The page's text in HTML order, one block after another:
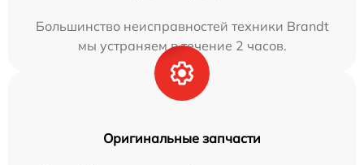
Большинство неисправностей техники Brandt
мы устраняем в течение 2 часов.
Оригинальные запчасти